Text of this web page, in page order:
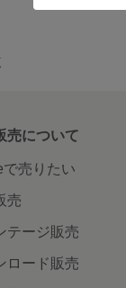
売について
で売りたい
売
テージ販売
ロード販売